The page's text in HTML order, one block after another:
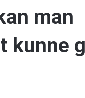
man
kunne